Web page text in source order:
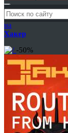
Годовая
подписка
на
Хакер
-50%